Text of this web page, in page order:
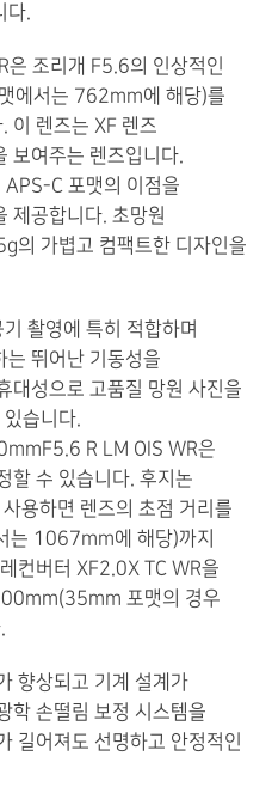
다.
조리개 F5.6의 인상적인
에서는 762mm에 해당)를
이 렌즈는 XF 렌즈
보여주는 렌즈입니다.
C 포맷의 이점을
제공합니다. 초망원
의 가볍고 컴팩트한 디자인을
촬영에 특히 적합하며
는 뛰어난 기동성을
대성으로 고품질 망원 사진을
습니다.
R LM OIS WR은
할 수 있습니다. 후지논
용하면 렌즈의 초점 거리를
1067mm에 해당)까지
컨버터 XF2.0X TC WR을
포맷의 경우
향상되고 기계 설계가
학 손떨림 보정 시스템을
길어져도 선명하고 안정적인